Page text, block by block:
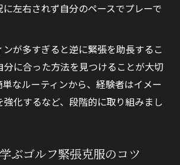
に左右されず自分のペースでプレーで
ンが多すぎると逆に緊張を助長するこ
分に合った方法を見つけることが大切
なルーティンから、経験者はイメー
化するなど、段階的に取り組みまし
ぶゴルフ緊張克服のコツ